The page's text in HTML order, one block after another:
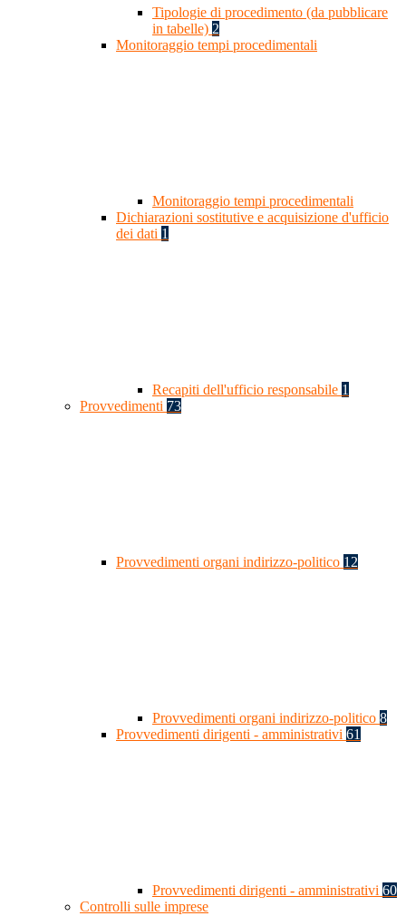
Tipologie di procedimento (da pubblicare
in tabelle) 2
Monitoraggio tempi procedimentali
Monitoraggio tempi procedimentali
Dichiarazioni sostitutive e acquisizione d'ufficio
dei dati 1
Recapiti dell'ufficio responsabile 1
Provvedimenti 73
Provvedimenti organi indirizzo-politico 12
Provvedimenti organi indirizzo-politico 8
Provvedimenti dirigenti - amministrativi 61
Provvedimenti dirigenti - amministrativi 60
Controlli sulle imprese